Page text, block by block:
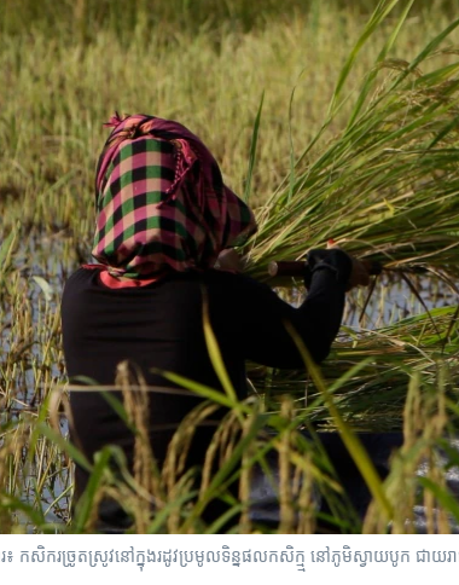
៖ កសិករច្រូតស្រូវនៅក្នុងរដូវប្រមូលទិន្នផលកសិក្ម្ម នៅភូមិស្វាយបូក ជាយរា